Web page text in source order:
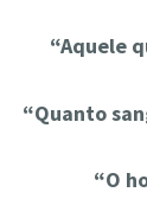
“Aquele
“Quanto
“O